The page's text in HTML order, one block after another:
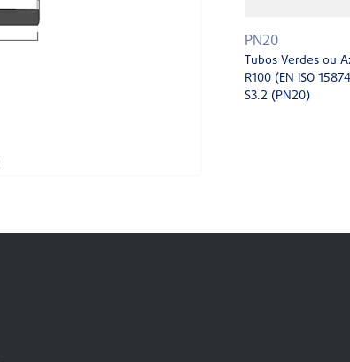
PN20
Tubos Verdes ou
R100 (EN ISO
S3.2 (PN20)